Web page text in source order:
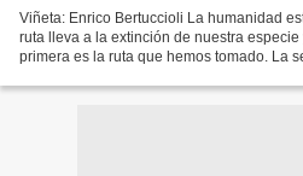
Viñeta: Enrico Bertuccioli La humanidad
ruta lleva a la extinción de nuestra
primera es la ruta que hemos tomado. La